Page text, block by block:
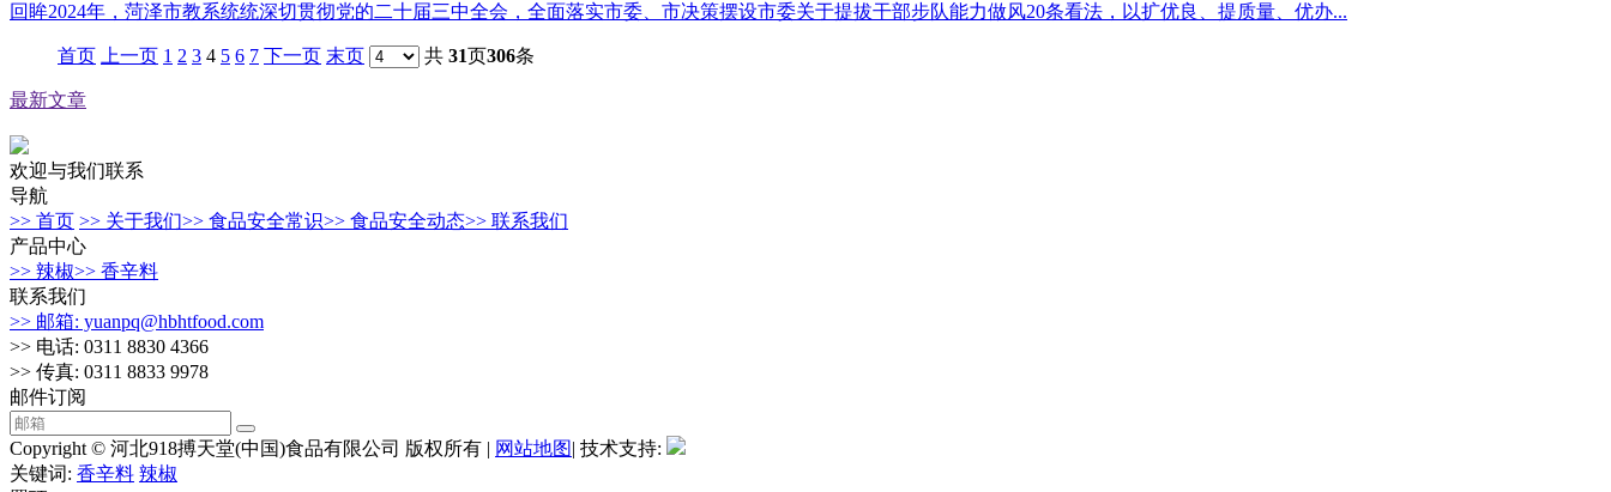
回眸2024年，菏泽市教系统统深切贯彻党的二十届三中全会，全面落实市委、市决策摆设市委关于提拔干部步队能力做风20条看法，以扩优良、提质量、优办...
首页 上一页 1 2 3 4 5 6 7 下一页 末页 共 31页306条
最新文章
欢迎与我们联系
导航
>> 首页 >> 关于我们>> 食品安全常识>> 食品安全动态>> 联系我们
产品中心
>> 辣椒>> 香辛料
联系我们
>> 邮箱: yuanpq@hbhtfood.com
>> 电话: 0311 8830 4366
>> 传真: 0311 8833 9978
邮件订阅
Copyright © 河北918搏天堂(中国)食品有限公司 版权所有 | 网站地图| 技术支持:
关键词: 香辛料 辣椒